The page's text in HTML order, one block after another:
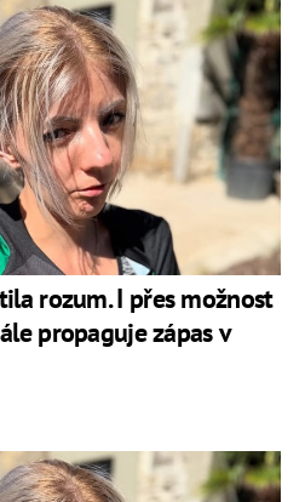
rozum. I přes možnost
propaguje zápas v